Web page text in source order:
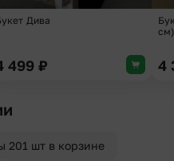
Дива
499 ₽ 4
201 шт в корзине